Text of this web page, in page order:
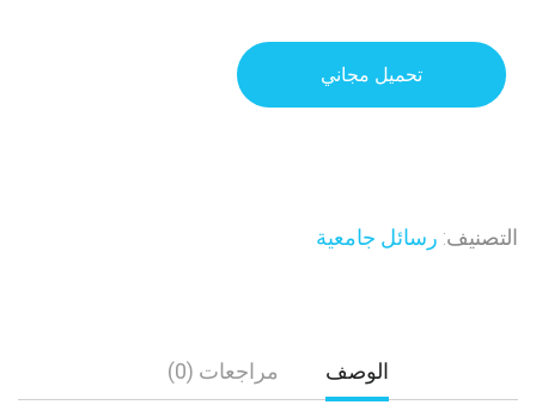
تحميل مجاني
التصنيف: رسائل جامعية
الوصف مراجعات (0)